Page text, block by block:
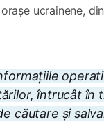
ucrainene,
întrucât în
căutare și